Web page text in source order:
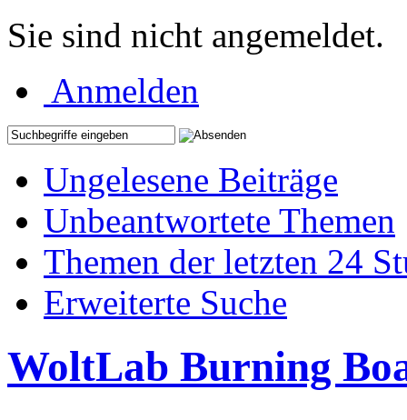
Sie sind nicht angemeldet.
Anmelden
Ungelesene Beiträge
Unbeantwortete Themen
Themen der letzten 24
Erweiterte Suche
WoltLab Burning